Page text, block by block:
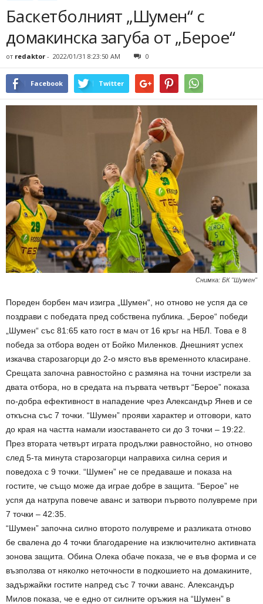
Баскетболният „Шумен“ с
домакинска загуба от „Берое“
от redaktor - 2022/01/31 8:23:50 AM 0
Facebook Twitter
Снимка: БК "Шумен"
Пореден борбен мач изигра „Шумен“, но отново не успя да се
поздрави с победата пред собствена публика. „Берое“ победи
„Шумен“ със 81:65 като гост в мач от 16 кръг на НБЛ. Това е 8
победа за отбора воден от Бойко Миленков. Днешният успех
изкачва старозагорци до 2-о място във временното класиране.
Срещата започна равностойно с размяна на точни изстрели за
двата отбора, но в средата на първата четвърт “Берое” показа
по-добра ефективност в нападение чрез Александър Янев и се
откъсна със 7 точки. “Шумен” прояви характер и отговори, като
до края на частта намали изоставането си до 3 точки – 19:22.
През втората четвърт играта продължи равностойно, но отново
след 5-та минута старозагорци направиха силна серия и
поведоха с 9 точки. “Шумен” не се предаваше и показа на
гостите, че също може да играе добре в защита. “Берое” не
успя да натрупа повече аванс и затвори първото полувреме при
7 точки – 42:35.
“Шумен” започна силно второто полувреме и разликата отново
бе свалена до 4 точки благодарение на изключително активната
зонова защита. Обина Олека обаче показа, че е във форма и се
възползва от няколко неточности в подкошието на домакините,
задържайки гостите напред със 7 точки аванс. Александър
Милов показа, че е едно от силните оръжия на “Шумен” в